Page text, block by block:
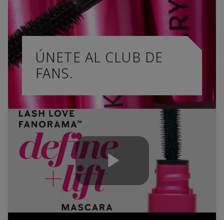
ÚNETE AL CLUB DE
FANS.
Play